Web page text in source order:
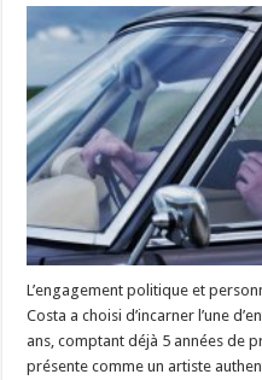
L’engagement politique et
Costa a choisi d’incarner l’une
ans, comptant déjà 5 années de
présente comme un artiste